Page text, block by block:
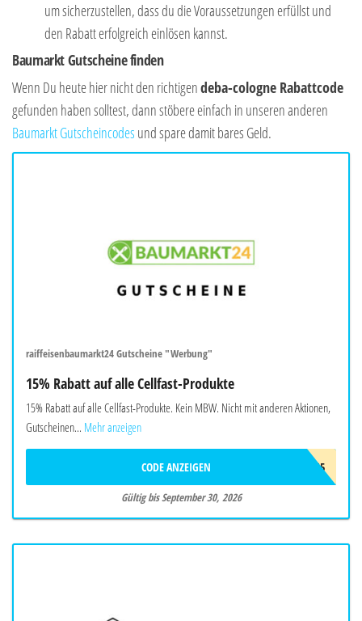
um sicherzustellen, dass du die Voraussetzungen erfüllst und
den Rabatt erfolgreich einlösen kannst.
Baumarkt Gutscheine finden
Wenn Du heute hier nicht den richtigendeba-cologne Rabattcode
gefunden haben solltest, dann stöbere einfach in unseren anderen
Baumarkt Gutscheincodes und spare damit bares Geld.
raiffeisenbaumarkt24 Gutscheine "Werbung"
15% Rabatt auf alle Cellfast-Produkte
15% Rabatt auf alle Cellfast-Produkte. Kein MBW. Nicht mit anderen Aktionen,
Gutscheinen... Mehr anzeigen
CELLFAST15
CODE ANZEIGEN
Gültig bis September 30, 2026